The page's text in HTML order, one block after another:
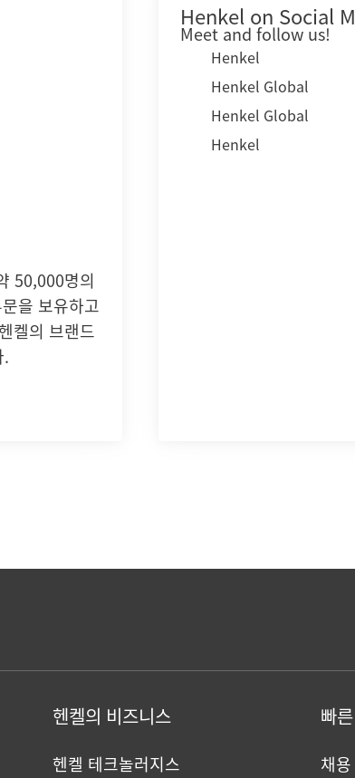
50,000명의
을 보유하고
켈의 브랜드
.
Henkel on Social
Meet and follow us!
Henkel
Henkel Global
Henkel Global
Henkel
헨켈의 비즈니스
헨켈 테크놀러지스
빠
채